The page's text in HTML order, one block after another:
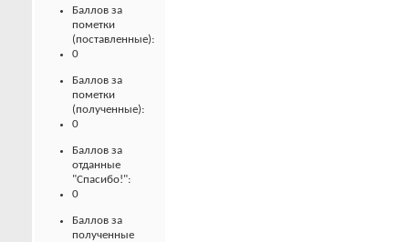
Баллов за
пометки
(поставленные):
0
Баллов за
пометки
(полученные):
0
Баллов за
отданные
"Спасибо!":
0
Баллов за
полученные